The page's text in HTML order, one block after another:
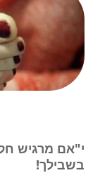
י"אם מרגיש
בשבילך!